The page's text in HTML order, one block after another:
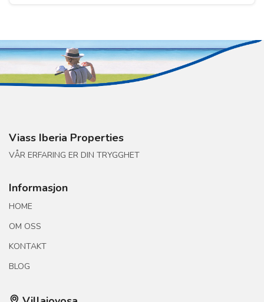
Viass Iberia Properties
VÅR ERFARING ER DIN TRYGGHET
Informasjon
HOME
OM OSS
KONTAKT
BLOG